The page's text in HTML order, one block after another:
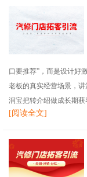
口要推荐”，而是设计好
老板的真实经营场景，
润宝把转介绍做成长期获
[阅读全文]